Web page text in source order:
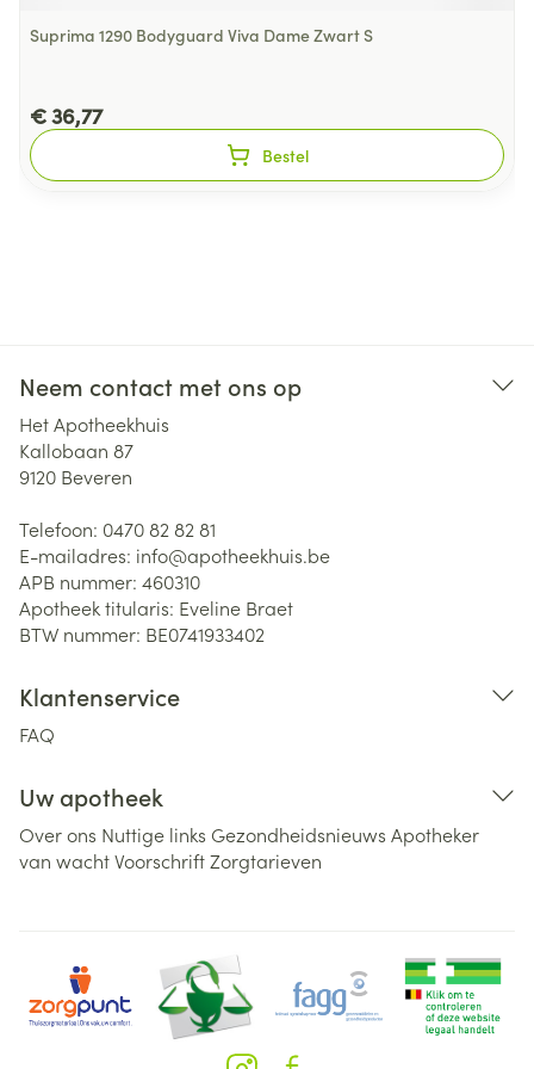
Suprima 1290 Bodyguard Viva Dame Zwart S
€ 36,77
Bestel
Neem contact met ons op
Het Apotheekhuis
Kallobaan 87
9120 Beveren
Telefoon: 0470 82 82 81
E-mailadres: info@apotheekhuis.be
APB nummer: 460310
Apotheek titularis: Eveline Braet
BTW nummer: BE0741933402
Klantenservice
FAQ
Uw apotheek
Over ons Nuttige links Gezondheidsnieuws Apotheker
van wachtVoorschriftZorgtarieven